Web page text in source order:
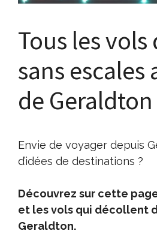
Tous les
sans escales
de Geraldton
Envie de voyager depuis
d’idées de destinations ?
Découvrez sur cette
et les vols qui décollent
Geraldton.